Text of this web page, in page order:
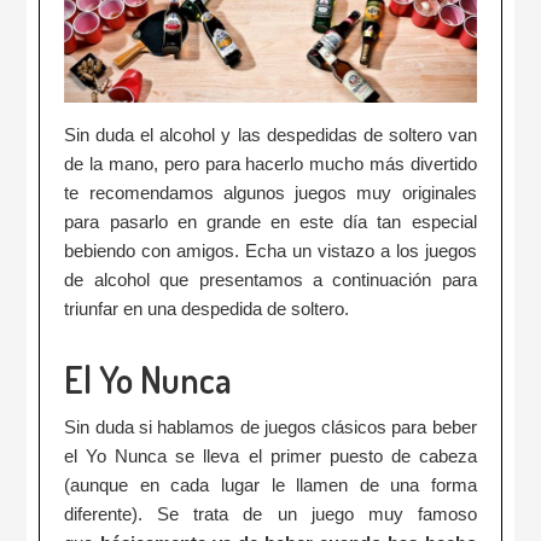
Sin duda el alcohol y las despedidas de soltero van
de la mano, pero para hacerlo mucho más divertido
te recomendamos algunos juegos muy originales
para pasarlo en grande en este día tan especial
bebiendo con amigos. Echa un vistazo a los juegos
de alcohol que presentamos a continuación para
triunfar en una despedida de soltero.
El Yo Nunca
Sin duda si hablamos de juegos clásicos para beber
el Yo Nunca se lleva el primer puesto de cabeza
(aunque en cada lugar le llamen de una forma
diferente). Se trata de un juego muy famoso